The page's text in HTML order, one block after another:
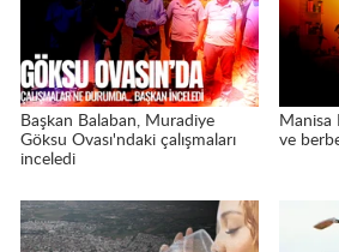
Başkan Balaban, Muradiye
Göksu Ovası'ndaki çalışmaları
inceledi
Manisa
ve